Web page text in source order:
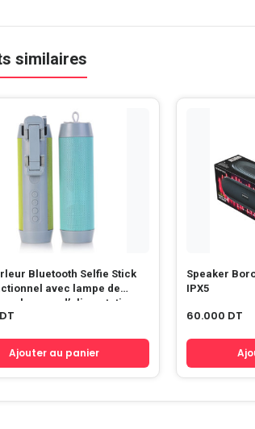
similaires
Bluetooth Selfie Stick
avec lampe de
banque d’alimentation
DT
Ajouter au panier
Speaker Borofone
IPX5
60.000 DT